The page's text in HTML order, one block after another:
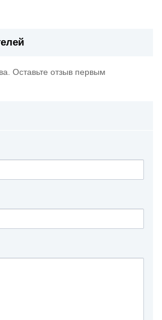
Оставьте отзыв первым